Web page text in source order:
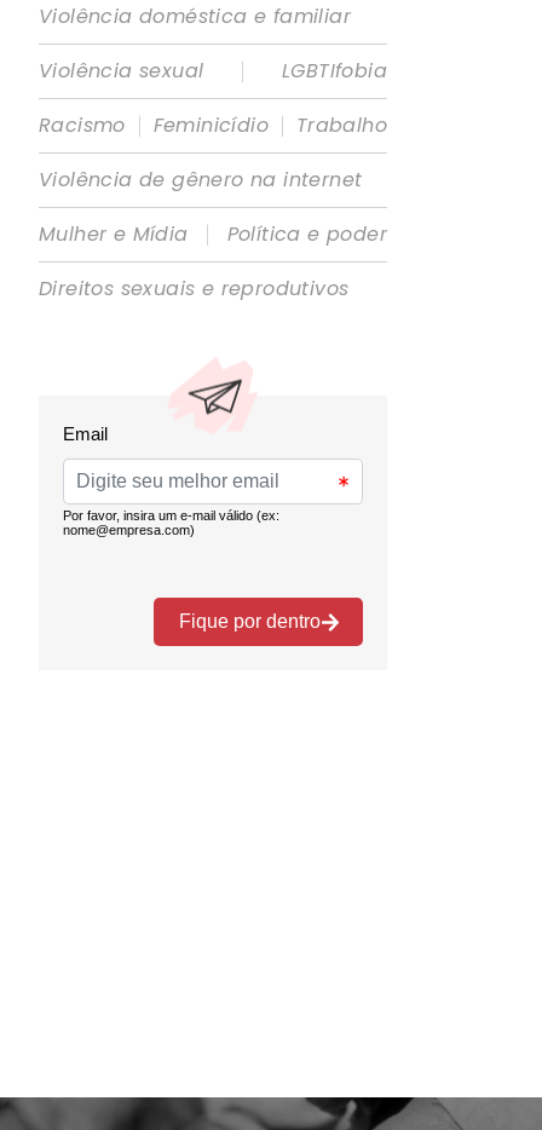
Violência doméstica e familiar
Violência sexual
|
LGBTIfobia
Racismo | Feminicídio | Trabalho
Violência de gênero na internet
Mulher e Mídia
|
Política e poder
Direitos sexuais e reprodutivos